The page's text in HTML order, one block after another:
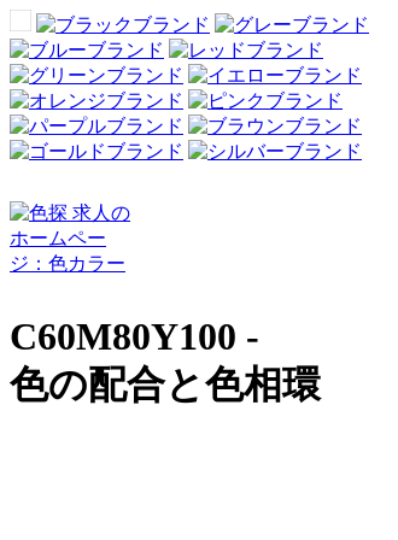
C60M80Y100 -
色の配合と色相環